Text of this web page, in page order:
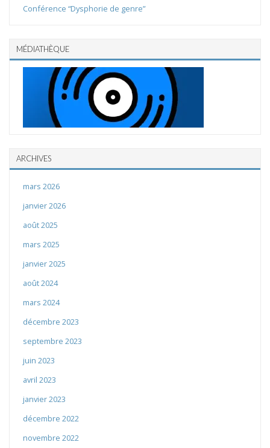
Conférence “Dysphorie de genre”
MÉDIATHÈQUE
ARCHIVES
mars 2026
janvier 2026
août 2025
mars 2025
janvier 2025
août 2024
mars 2024
décembre 2023
septembre 2023
juin 2023
avril 2023
janvier 2023
décembre 2022
novembre 2022